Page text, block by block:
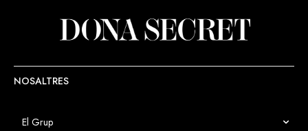
NOSALTRES
El Grup